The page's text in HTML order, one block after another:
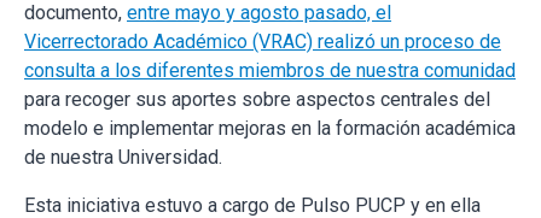
documento, entre mayo y agosto pasado, el
Vicerrectorado Académico (VRAC) realizó un proceso de
consulta a los diferentes miembros de nuestra comunidad
para recoger sus aportes sobre aspectos centrales del
modelo e implementar mejoras en la formación académica
de nuestra Universidad.
Esta iniciativa estuvo a cargo de Pulso PUCP y en ella